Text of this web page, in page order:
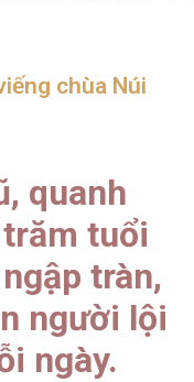
chùa Núi
quanh
tuổi
tràn,
người lội
ngày.